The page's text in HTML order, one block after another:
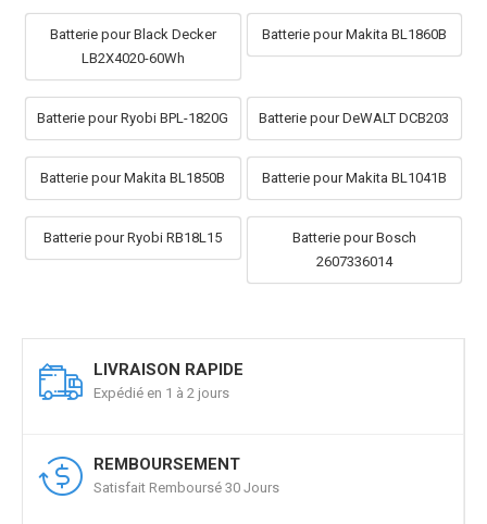
Batterie pour Black Decker
LB2X4020-60Wh
Batterie pour Makita BL1860B
Batterie pour Ryobi BPL-1820G Batterie pour DeWALT DCB203
Batterie pour Makita BL1850B Batterie pour Makita BL1041B
Batterie pour Ryobi RB18L15
Batterie pour Bosch
2607336014
LIVRAISON RAPIDE
Expédié en 1 à 2 jours
REMBOURSEMENT
Satisfait Remboursé 30 Jours